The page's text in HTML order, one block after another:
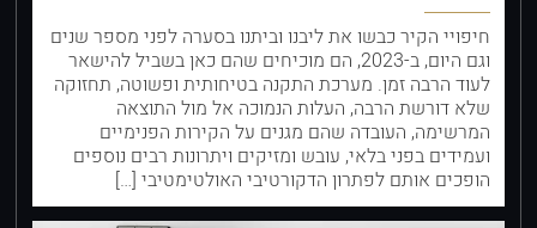
חיפויי הקיר כבשו את ליבנו וביתנו בסערה לפני מספר שנים
וגם היום, ב-2023, הם מוכיחים שהם כאן בשביל להישאר
לעוד הרבה זמן. מערכת התקנה בטיחותית ופשוטה, תחזוקה
שלא דורשת הרבה, העלות הנמוכה אל מול התוצאה
המרשימה, העובדה שהם מגנים על הקירות הפנימיים
ועמידים בפני בלאי, עובש ומזיקים ויתרונות רבים נוספים
הופכים אותם לפתרון הדקורטיבי האולטימטיבי […]